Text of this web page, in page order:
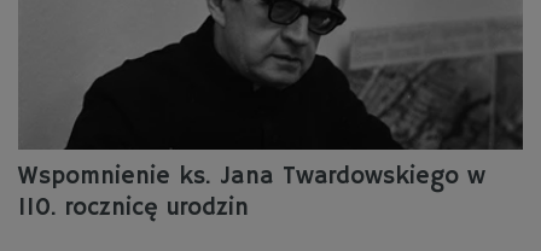
Wspomnienie ks. Jana Twardowskiego w
110. rocznicę urodzin